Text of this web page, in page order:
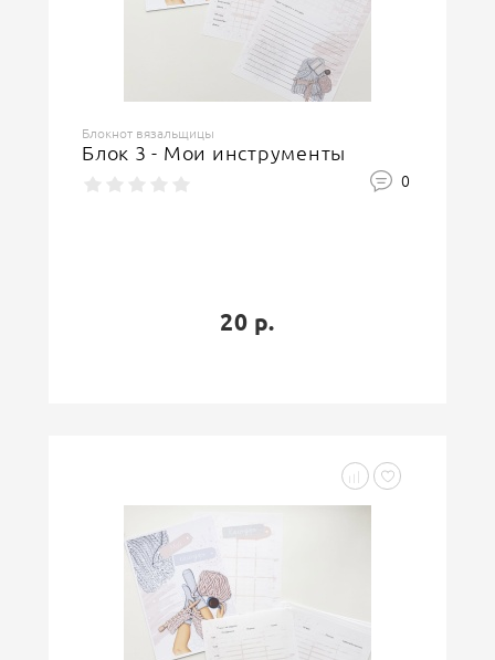
Блокнот вязальщицы
Блок 3 - Мои инструменты
0
20 р.